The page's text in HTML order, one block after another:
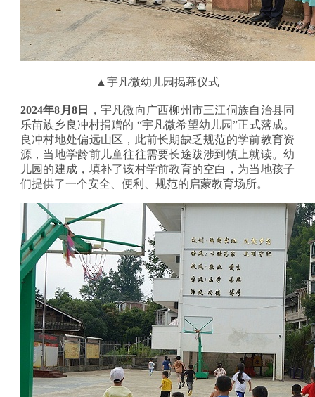
▲宇凡微幼儿园揭幕仪式
2024年8月8日
，宇凡微向广西柳州市三江侗族自治县同
乐苗族乡良冲村捐赠的 “宇凡微希望幼儿园”正式落成。
良冲村地处偏远山区，此前长期缺乏规范的学前教育资
源，当地学龄前儿童往往需要长途跋涉到镇上就读。幼
儿园的建成，填补了该村学前教育的空白，为当地孩子
们提供了一个安全、便利、规范的启蒙教育场所。